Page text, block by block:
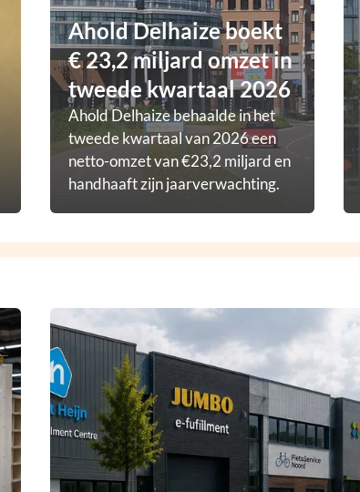
Ahold Delhaize boekt
€ 23,2 miljard omzet in
tweede kwartaal 2026
Ahold Delhaize behaalde in het
tweede kwartaal van 2026 een
netto-omzet van €23,2 miljard en
handhaaft zijn jaarverwachting.